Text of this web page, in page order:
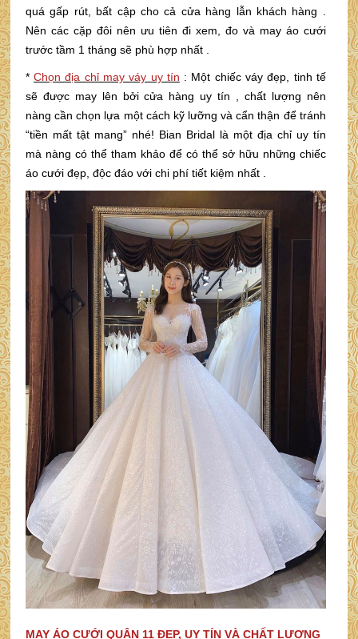
quá gấp rút, bất cập cho cả cửa hàng lẫn khách hàng .
Nên các cặp đôi nên ưu tiên đi xem, đo và may áo cưới
trước tầm 1 tháng sẽ phù hợp nhất .
*Chọn địa chỉ may váy uy tín : Một chiếc váy đẹp, tinh tế
sẽ được may lên bởi cửa hàng uy tín , chất lượng nên
nàng cần chọn lựa một cách kỹ lưỡng và cẩn thận để tránh
“tiền mất tật mang” nhé! Bian Bridal là một địa chỉ uy tín
mà nàng có thể tham khảo để có thể sở hữu những chiếc
áo cưới đẹp, độc đáo với chi phí tiết kiệm nhất .
MAY ÁO CƯỚI QUẬN 11 ĐẸP, UY TÍN VÀ CHẤT LƯỢNG